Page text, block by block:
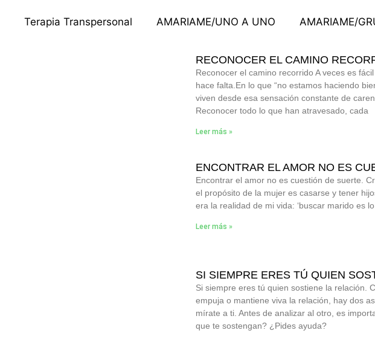
Terapia Transpersonal AMARIAME/UNO A UNO AMARIAME/
RECONOCER EL CAMINO
Reconocer el camino recorrido A veces es
hace falta.En lo que “no estamos haciendo
viven desde esa sensación constante de
Reconocer todo lo que han atravesado, cada
Leer más »
ENCONTRAR EL AMOR NO ES
Encontrar el amor no es cuestión de suerte.
el propósito de la mujer es casarse y tener
era la realidad de mi vida: ‘buscar marido es
Leer más »
SI SIEMPRE ERES TÚ QUIEN
Si siempre eres tú quien sostiene la relación.
empuja o mantiene viva la relación, hay dos
mírate a ti. Antes de analizar al otro, es
que te sostengan? ¿Pides ayuda?